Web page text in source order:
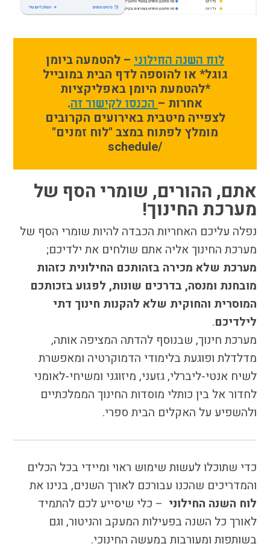
התמודדות עם הדתה
חילוניות?
כיצד למנוע הדתה?
זיהיתי הדתה, מה
המדריך להורה החילוני
המדריך למורה: תרבות
יהודית-ישראלית
כל הכתבות
הרשמה לעדכונים
מן התקשורת
הבחירות לרשויות
הכשרת הורים
לאקטיביזם בחינוך
התארגנויות הורים –
משמר הורים וקהילות
חינוך חילוניות יישוביות
עבודה עם מורים
העמותה
חזון החינוך החילוני
הצוות
כתבו לנו
לוח השנה החילוני – להטמעה ביומן
גוגל* או להוספה לדף הבית במובייל
*להטמעת היומן באפליקציות
אחרות – הכנסו לקישור זה.
לצפייה מיטבית באירועים הקרובים
מומלץ לפתוח במצב "לוח זמנים"
/schedule
אתם, ההורים, שומרי הסף של
מערכת החינוך!
נפלה עליכם האחריות הכבדה להיות שומרי הסף של
מערכת החינוך אליה אתם שולחים את ילדיכם;
מערכת שלא מכירה בזהותכם החילונית כזהות
מובחנת ומנסה, בדרכים שונות, לפגוע בזכותכם
המוסרית והחוקית שלא להקנות חינוך דתי
לילדיכם.
מערכת חינוך, שבנוסף להדתה המציפה אותה,
מדלדלת ופוגעת בלימודי הדמוקרטיה ומאפשרת
לשיח אנטי-ליברלי, גזעני, מיזוגני ומשיחי-לאומני
לחדור אל בין כותלי מוסדות החינוך הממלכתיים
ולהשפיע על האקלים הבית ספרי.
כדי שתוכלו לעשות שימוש ראוי ומיידי בכל הכלים
והמדריכים שהכנו עבורכם לאורך השנים, בנינו את
לוח השנה החילוני – כלי שיסייע לכם להתמיד
לאורך כל השנה בפעילות המעקב והניטור, וגם
בשותפות ומעורבות במעשה החינוכי.